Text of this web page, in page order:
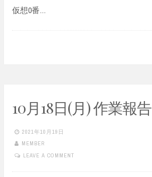
仮想0番…
10月18日(月) 作業報告
2021年10月19日
MEMBER
LEAVE A COMMENT